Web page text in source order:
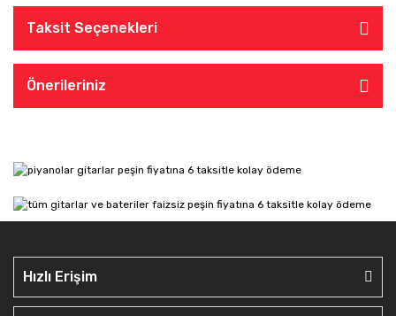
Taksit Seçenekleri
Önerileriniz
Hızlı Erişim